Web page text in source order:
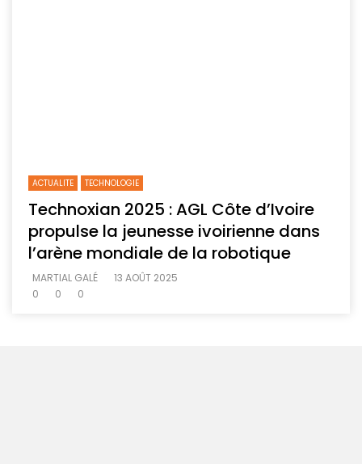
ACTUALITE TECHNOLOGIE
Technoxian 2025 : AGL Côte d’Ivoire
propulse la jeunesse ivoirienne dans
l’arène mondiale de la robotique
MARTIAL GALÉ
13 AOÛT 2025
0
0 0